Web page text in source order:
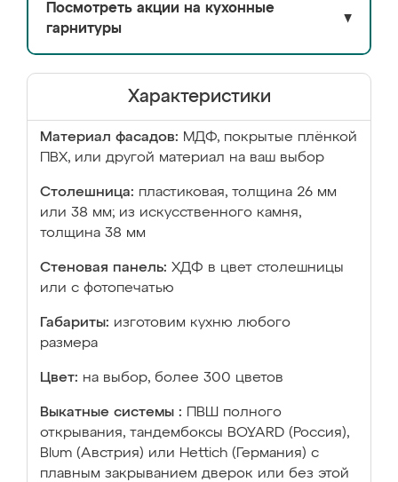
Посмотреть акции на кухонные
гарнитуры
▼
Характеристики
Материал фасадов: МДФ, покрытые плёнкой
ПВХ, или другой материал на ваш выбор
Столешница: пластиковая, толщина 26 мм
или 38 мм; из искусственного камня,
толщина 38 мм
Стеновая панель: ХДФ в цвет столешницы
или с фотопечатью
Габариты: изготовим кухню любого
размера
Цвет: на выбор, более 300 цветов
Выкатные системы :
ПВШ полного
открывания, тандембоксы BOYARD (Россия),
Blum (Австрия) или Hettich (Германия) с
плавным закрыванием дверок или без этой